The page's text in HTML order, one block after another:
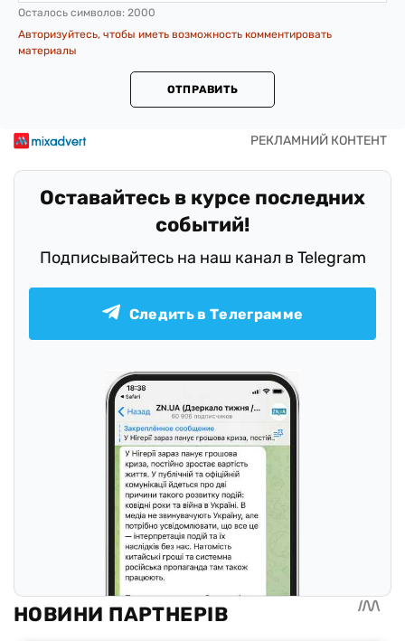
Осталось символов: 2000
Авторизуйтесь, чтобы иметь возможность комментировать
материалы
ОТПРАВИТЬ
Оставайтесь в курсе последних
событий!
Подписывайтесь на наш канал в Telegram
Следить в Телеграмме